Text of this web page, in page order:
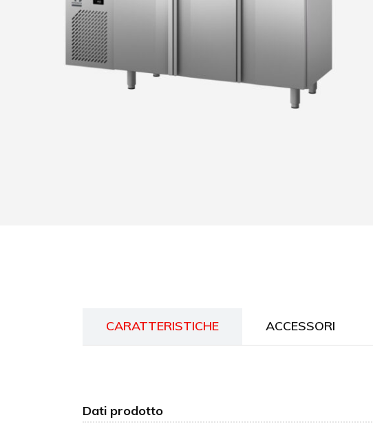
CARATTERISTICHE ACCESSORI
Dati prodotto